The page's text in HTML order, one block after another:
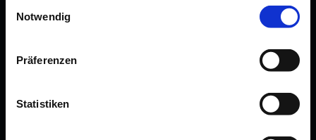
Notwendig
Präferenzen
Statistiken